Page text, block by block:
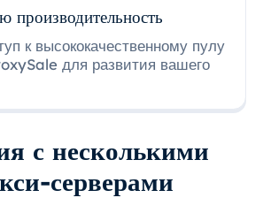
производительность
к высококачественному пулу
для развития вашего
с несколькими
серверами